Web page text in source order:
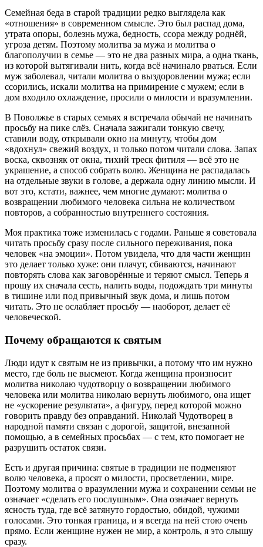
Семейная беда в старой традиции редко выглядела как
«отношения» в современном смысле. Это был распад дома,
утрата опоры, болезнь мужа, бедность, ссора между роднёй,
угроза детям. Поэтому молитва за мужа и молитва о
благополучии в семье — это не два разных мира, а одна ткань,
из которой вытягивали нить, когда всё начинало рваться. Если
муж заболевал, читали молитва о выздоровлении мужа; если
ссорились, искали молитва на примирение с мужем; если в
дом входило охлаждение, просили о милости и вразумлении.
В Поволжье в старых семьях я встречала обычай не начинать
просьбу на пике слёз. Сначала зажигали тонкую свечу,
ставили воду, открывали окно на минуту, чтобы дом
«вдохнул» свежий воздух, и только потом читали слова. Запах
воска, сквозняк от окна, тихий треск фитиля — всё это не
украшение, а способ собрать волю. Женщина не распадалась
на отдельные звуки в голове, а держала одну линию мысли. И
вот это, кстати, важнее, чем многие думают: молитва о
возвращении любимого человека сильна не количеством
повторов, а собранностью внутреннего состояния.
Моя практика тоже изменилась с годами. Раньше я советовала
читать просьбу сразу после сильного переживания, пока
человек «на эмоции». Потом увидела, что для части женщин
это делает только хуже: они плачут, сбиваются, начинают
повторять слова как заговорённые и теряют смысл. Теперь я
прошу их сначала сесть, налить воды, подождать три минуты
в тишине или под привычный звук дома, и лишь потом
читать. Это не ослабляет просьбу — наоборот, делает её
человеческой.
Почему обращаются к святым
Люди идут к святым не из привычки, а потому что им нужно
место, где боль не высмеют. Когда женщина произносит
молитва николаю чудотворцу о возвращении любимого
человека или молитва николаю вернуть любимого, она ищет
не «ускорение результата», а фигуру, перед которой можно
говорить правду без оправданий. Николай Чудотворец в
народной памяти связан с дорогой, защитой, внезапной
помощью, а в семейных просьбах — с тем, кто помогает не
разрушить остаток связи.
Есть и другая причина: святые в традиции не подменяют
волю человека, а просят о милости, просветлении, мире.
Поэтому молитва о вразумлении мужа и сохранении семьи не
означает «сделать его послушным». Она означает вернуть
ясность туда, где всё затянуто гордостью, обидой, чужими
голосами. Это тонкая граница, и я всегда на ней стою очень
прямо. Если женщине нужен не мир, а контроль, я это слышу
сразу.